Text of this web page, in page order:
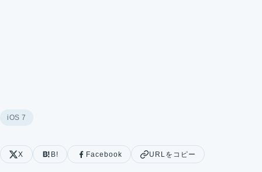
iOS 7
X B! Facebook URLをコピー